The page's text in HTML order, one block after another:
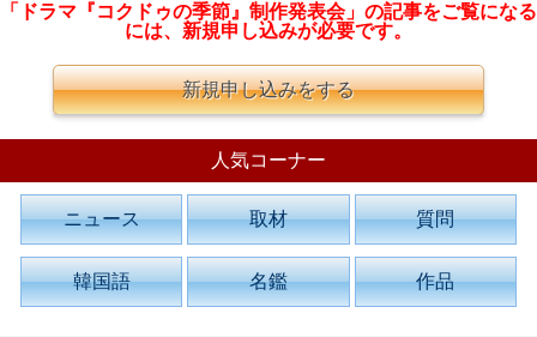
「ドラマ『コクドゥの季節』制作発表会」の記事をご覧になる
には、新規申し込みが必要です。
新規申し込みをする
人気コーナー
ニュース 取材 質問
韓国語 名鑑 作品